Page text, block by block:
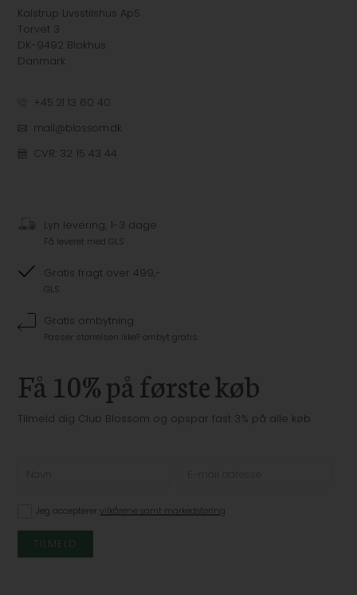
Kalstrup Livsstilshus ApS
Torvet 3
DK-9492 Blokhus
Danmark
+45 21 13 60 40
mail@blossom.dk
CVR: 32 15 43 44
Lyn levering, 1-3 dage
Få leveret med GLS
Gratis fragt over 499,-
GLS
Gratis ombytning
Passer størrelsen ikke? ombyt gratis
Få 10% på første køb
Tilmeld dig Club Blossom og opspar fast 3% på alle køb
Jeg accepterervilkårene samt markedsføring